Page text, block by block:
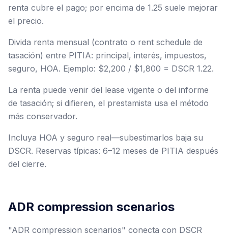
renta cubre el pago; por encima de 1.25 suele mejorar
el precio.
Divida renta mensual (contrato o rent schedule de
tasación) entre PITIA: principal, interés, impuestos,
seguro, HOA. Ejemplo: $2,200 / $1,800 = DSCR 1.22.
La renta puede venir del lease vigente o del informe
de tasación; si difieren, el prestamista usa el método
más conservador.
Incluya HOA y seguro real—subestimarlos baja su
DSCR. Reservas típicas: 6–12 meses de PITIA después
del cierre.
ADR compression scenarios
"ADR compression scenarios" conecta con DSCR